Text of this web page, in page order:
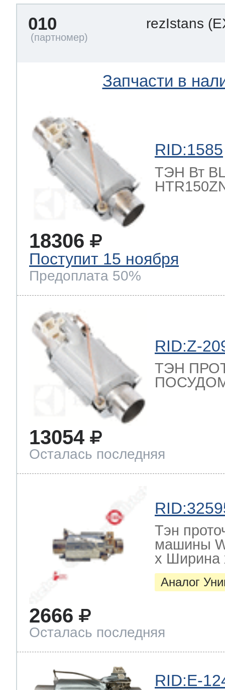
010 rezIstans
Запчасти в
RID:1585
ТЭН Вт
18306
Поступит 15 ноября
Предоплата 50%
RID:Z-
ТЭН
13054
Осталась последняя
Тэн
машины
х Ширина
Аналог
2666
Осталась последняя
RID:E-